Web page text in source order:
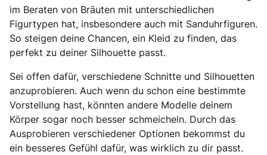
im Beraten von Bräuten mit unterschiedlichen
Figurtypen hat, insbesondere auch mit Sanduhrfiguren.
So steigen deine Chancen, ein Kleid zu finden, das
perfekt zu deiner Silhouette passt.
Sei offen dafür, verschiedene Schnitte und Silhouetten
anzuprobieren. Auch wenn du schon eine bestimmte
Vorstellung hast, könnten andere Modelle deinem
Körper sogar noch besser schmeicheln. Durch das
Ausprobieren verschiedener Optionen bekommst du
ein besseres Gefühl dafür, was wirklich zu dir passt.